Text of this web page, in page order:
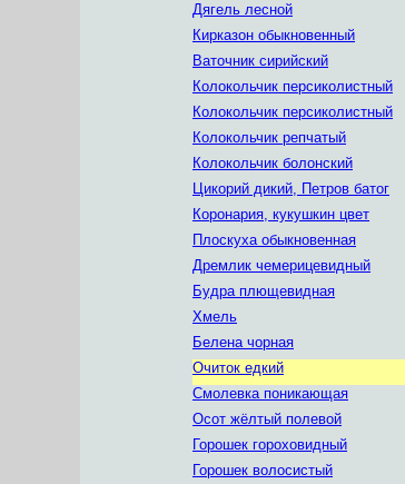
Дягель лесной
Кирказон обыкновенный
Ваточник сирийский
Колокольчик персиколистный
Колокольчик персиколистный
Колокольчик репчатый
Колокольчик болонский
Цикорий дикий, Петров батог
Коронария, кукушкин цвет
Плоскуха обыкновенная
Дремлик чемерицевидный
Будра плющевидная
Хмель
Белена чорная
Очиток едкий
Смолевка поникающая
Осот жёлтый полевой
Горошек гороховидный
Горошек волосистый